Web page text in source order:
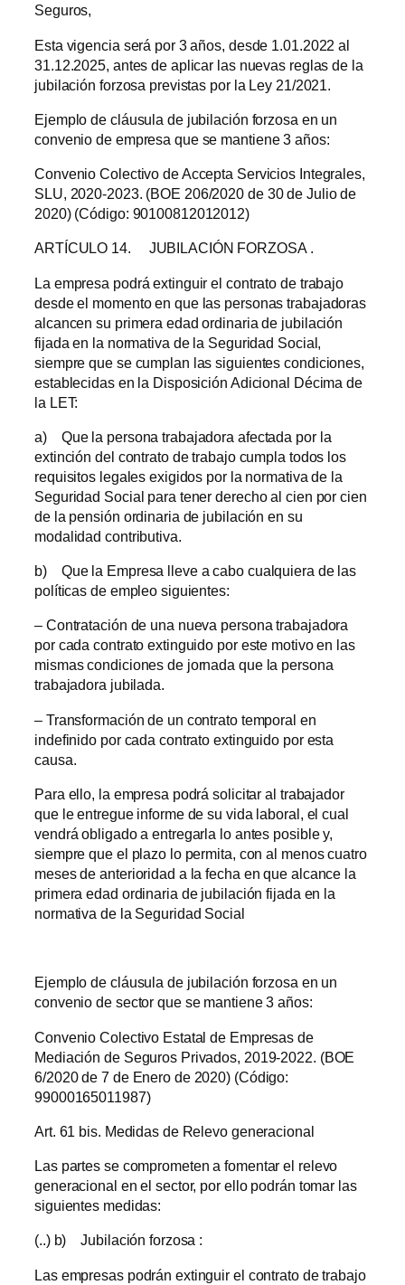
Seguros,
Esta vigencia será por 3 años, desde 1.01.2022 al
31.12.2025, antes de aplicar las nuevas reglas de la
jubilación forzosa previstas por la Ley 21/2021.
Ejemplo de cláusula de jubilación forzosa en un
convenio de empresa que se mantiene 3 años:
Convenio Colectivo de Accepta Servicios Integrales,
SLU, 2020-2023. (BOE 206/2020 de 30 de Julio de
2020) (Código: 90100812012012)
ARTÍCULO 14. JUBILACIÓN FORZOSA .
La empresa podrá extinguir el contrato de trabajo
desde el momento en que las personas trabajadoras
alcancen su primera edad ordinaria de jubilación
fijada en la normativa de la Seguridad Social,
siempre que se cumplan las siguientes condiciones,
establecidas en la Disposición Adicional Décima de
la LET:
a) Que la persona trabajadora afectada por la
extinción del contrato de trabajo cumpla todos los
requisitos legales exigidos por la normativa de la
Seguridad Social para tener derecho al cien por cien
de la pensión ordinaria de jubilación en su
modalidad contributiva.
b) Que la Empresa lleve a cabo cualquiera de las
políticas de empleo siguientes:
– Contratación de una nueva persona trabajadora
por cada contrato extinguido por este motivo en las
mismas condiciones de jornada que la persona
trabajadora jubilada.
– Transformación de un contrato temporal en
indefinido por cada contrato extinguido por esta
causa.
Para ello, la empresa podrá solicitar al trabajador
que le entregue informe de su vida laboral, el cual
vendrá obligado a entregarla lo antes posible y,
siempre que el plazo lo permita, con al menos cuatro
meses de anterioridad a la fecha en que alcance la
primera edad ordinaria de jubilación fijada en la
normativa de la Seguridad Social
Ejemplo de cláusula de jubilación forzosa en un
convenio de sector que se mantiene 3 años:
Convenio Colectivo Estatal de Empresas de
Mediación de Seguros Privados, 2019-2022. (BOE
6/2020 de 7 de Enero de 2020) (Código:
99000165011987)
Art. 61 bis. Medidas de Relevo generacional
Las partes se comprometen a fomentar el relevo
generacional en el sector, por ello podrán tomar las
siguientes medidas:
(..) b) Jubilación forzosa :
Las empresas podrán extinguir el contrato de trabajo